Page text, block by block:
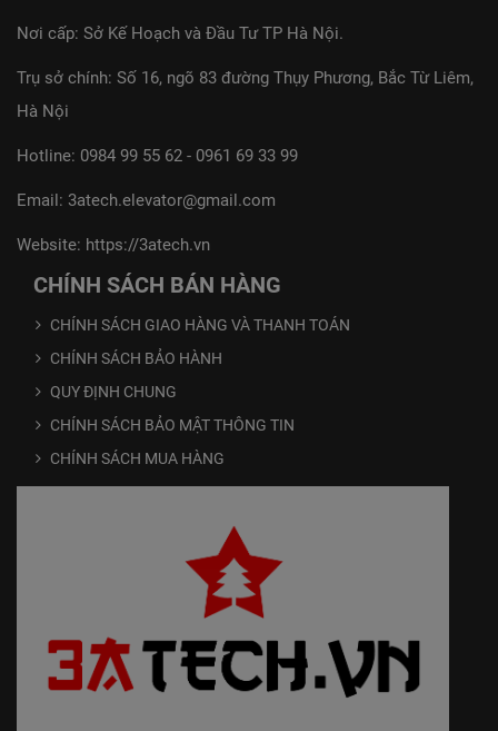
Nơi cấp: Sở Kế Hoạch và Đầu Tư TP Hà Nội.
Trụ sở chính: Số 16, ngõ 83 đường Thụy Phương, Bắc Từ Liêm,
Hà Nội
Hotline: 0984 99 55 62 - 0961 69 33 99
Email: 3atech.elevator@gmail.com
Website: https://3atech.vn
CHÍNH SÁCH BÁN HÀNG
CHÍNH SÁCH GIAO HÀNG VÀ THANH TOÁN
CHÍNH SÁCH BẢO HÀNH
QUY ĐỊNH CHUNG
CHÍNH SÁCH BẢO MẬT THÔNG TIN
CHÍNH SÁCH MUA HÀNG